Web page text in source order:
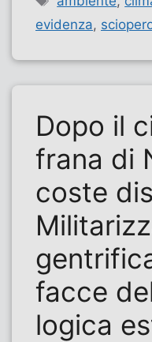
evidenza,
Dopo il
frana di
coste
facce
logica